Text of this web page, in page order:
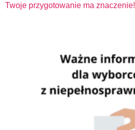
Twoje przygotowanie ma znaczenie!